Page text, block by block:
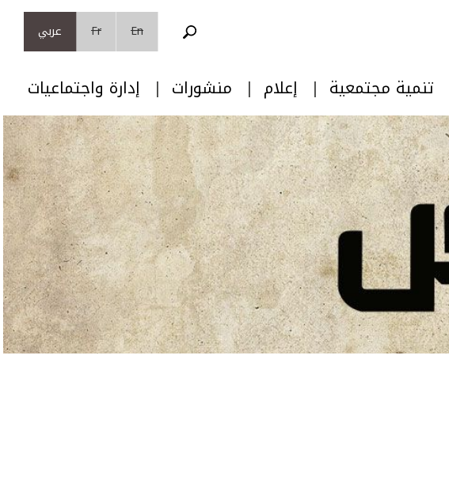
En
Fr عربي
تنمية مجتمعية إعلام منشورات إدارة واجتماعيات